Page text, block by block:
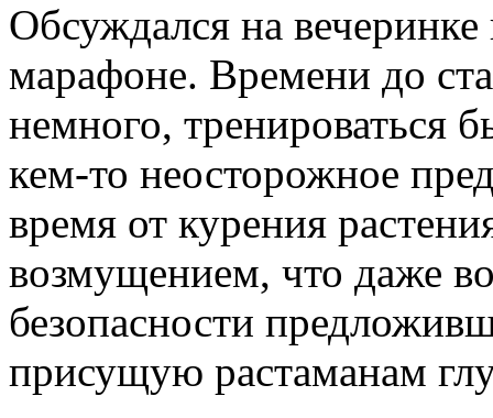
Обсуждался на
марафоне. Времени до
немного, тренироваться
кем-то неосторожное
время от курения
возмущением, что даже
безопасности
присущую растаманам